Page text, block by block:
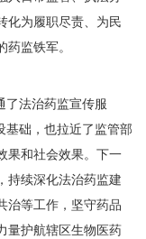
化为履职尽责、为民
监铁军。
法治药监宣传服
基础，也拉近了监管部
果和社会效果。下一
持续深化法治药监建
治等工作，坚守药品
量护航辖区生物医药